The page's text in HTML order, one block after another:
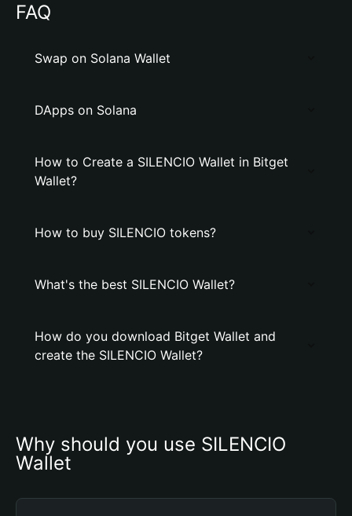
FAQ
Swap on Solana Wallet
DApps on Solana
How to Create a SILENCIO Wallet in Bitget
Wallet?
How to buy SILENCIO tokens?
What's the best SILENCIO Wallet?
How do you download Bitget Wallet and
create the SILENCIO Wallet?
Why should you use SILENCIO
Wallet